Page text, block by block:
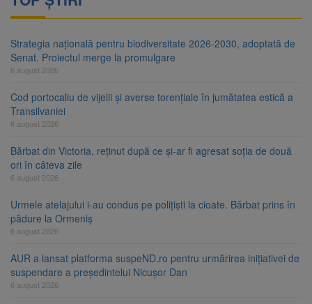
Strategia națională pentru biodiversitate 2026-2030, adoptată de
Senat. Proiectul merge la promulgare
6 august 2026
Cod portocaliu de vijelii și averse torențiale în jumătatea estică a
Transilvaniei
6 august 2026
Bărbat din Victoria, reținut după ce și-ar fi agresat soția de două
ori în câteva zile
6 august 2026
Urmele atelajului i-au condus pe polițiști la cioate. Bărbat prins în
pădure la Ormeniș
6 august 2026
AUR a lansat platforma suspeND.ro pentru urmărirea inițiativei de
suspendare a președintelui Nicușor Dan
6 august 2026